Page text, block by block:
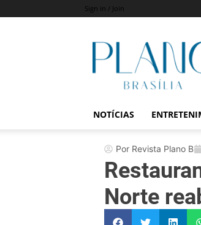
Sign in / Join
Revista
Plano
NOTÍCIAS
Por Revista Plano B
Norte